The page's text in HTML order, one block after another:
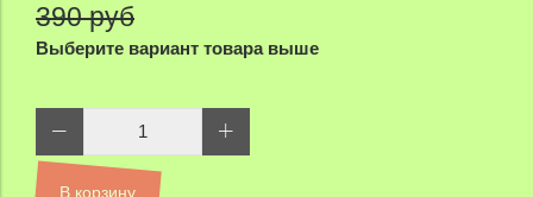
390 руб
Выберите вариант товара выше
В корзину